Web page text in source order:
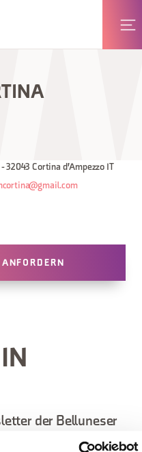
32043 Cortina d'Ampezzo IT
der Belluneser